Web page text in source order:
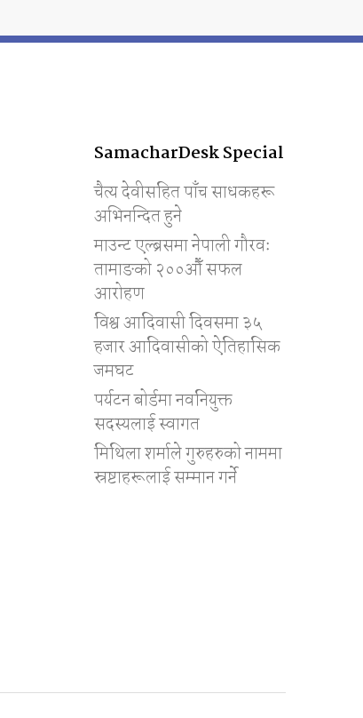
SamacharDesk Special
चैत्य देवीसहित पाँच साधकहरू
अभिनन्दित हुने
माउन्ट एल्ब्रसमा नेपाली गौरवः
तामाङको २००औँ सफल
आरोहण
विश्व आदिवासी दिवसमा ३५
हजार आदिवासीको ऐतिहासिक
जमघट
पर्यटन बोर्डमा नवनियुक्त
सदस्यलाई स्वागत
मिथिला शर्माले गुरुहरुको नाममा
स्रष्टाहरूलाई सम्मान गर्ने